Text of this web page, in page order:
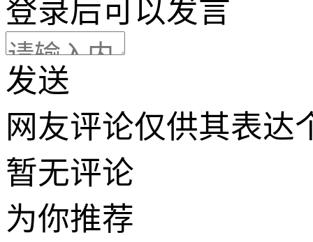
登录后可以发言
发送
网友评论仅供其表达
暂无评论
为你推荐